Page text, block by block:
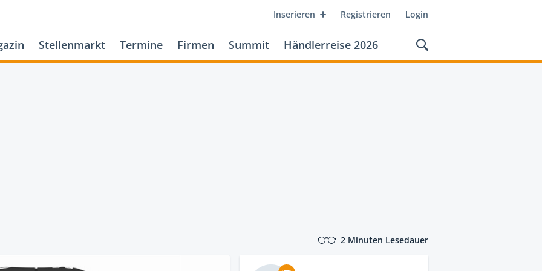
Inserieren Registrieren Login
Stellenmarkt Termine Firmen Summit Händlerreise 2026
2 Minuten Lesedauer